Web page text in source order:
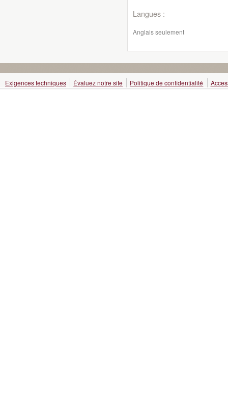
Langues :
Anglais seulement
Exigences techniques Évaluez notre site Politique de confidentialité